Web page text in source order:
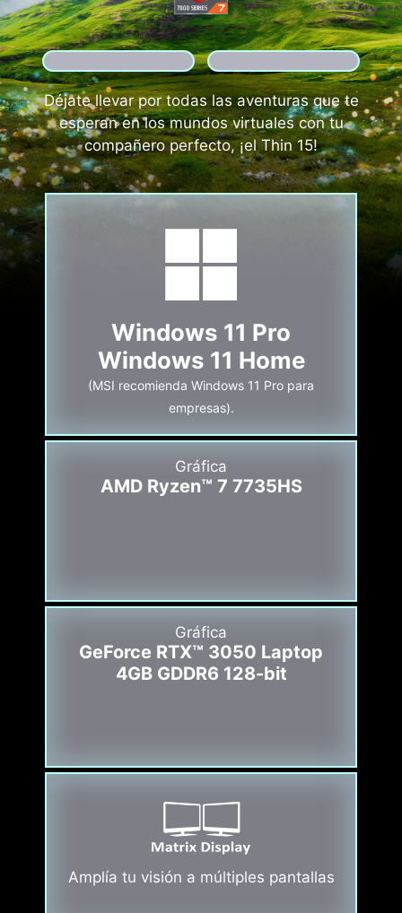
Déjate llevar por todas las aventuras que te
esperan en los mundos virtuales con tu
compañero perfecto, ¡el Thin 15!
Windows 11 Pro
Windows 11 Home
(MSI recomienda Windows 11 Pro para
empresas).
Gráfica
AMD Ryzen™ 7 7735HS
Gráfica
GeForce RTX™ 3050 Laptop
4GB GDDR6 128-bit
Amplía tu visión a múltiples pantallas